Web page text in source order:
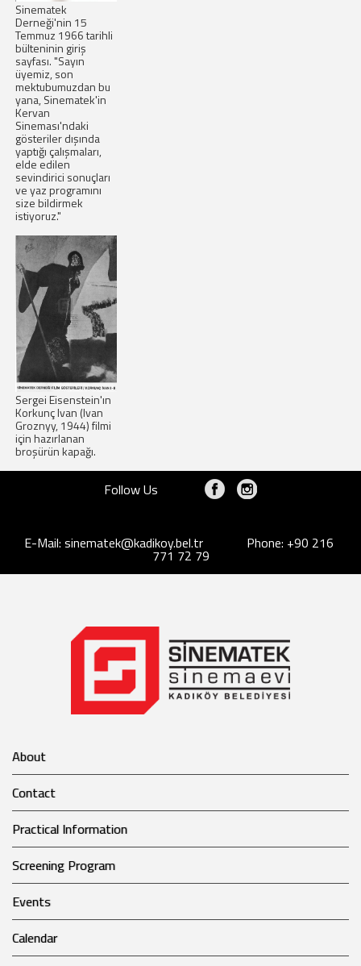
Sinematek
Derneği'nin 15
Temmuz 1966 tarihli
bülteninin giriş
sayfası. "Sayın
üyemiz, son
mektubumuzdan bu
yana, Sinematek'in
Kervan
Sineması'ndaki
gösteriler dışında
yaptığı çalışmaları,
elde edilen
sevindirici sonuçları
ve yaz programını
size bildirmek
istiyoruz."
Sergei Eisenstein'ın
Korkunç Ivan (Ivan
Groznyy, 1944) filmi
için hazırlanan
broşürün kapağı.
Follow Us
E-Mail: sinematek@kadikoy.bel.tr Phone: +90 216
771 72 79
About
Contact
Practical Information
Screening Program
Events
Calendar